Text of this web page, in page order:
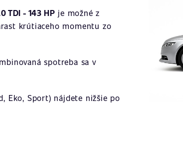
TDI - 143 HP je možné z
krútiaceho momentu zo
spotreba sa v
Eko, Sport) nájdete nižšie po